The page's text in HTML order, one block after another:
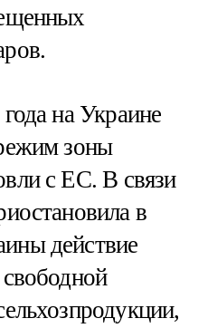
на Украине
зоны
с ЕС. В связи
в
действие